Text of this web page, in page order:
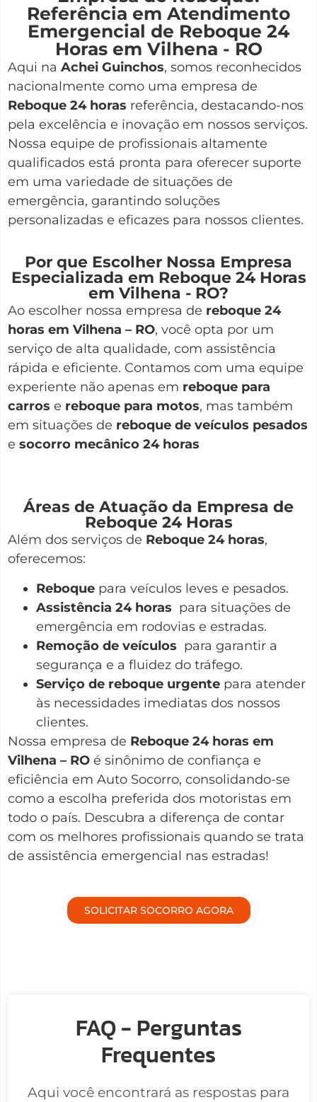
Referência em Atendimento
Emergencial de Reboque 24
Horas em Vilhena - RO
Aqui na Achei Guinchos, somos reconhecidos
nacionalmente como uma empresa de
Reboque 24 horas referência, destacando-nos
pela excelência e inovação em nossos serviços.
Nossa equipe de profissionais altamente
qualificados está pronta para oferecer suporte
em uma variedade de situações de
emergência, garantindo soluções
personalizadas e eficazes para nossos clientes.
Por que Escolher Nossa Empresa
Especializada em Reboque 24 Horas
em Vilhena - RO?
Ao escolher nossa empresa de reboque 24
horas em Vilhena – RO, você opta por um
serviço de alta qualidade, com assistência
rápida e eficiente. Contamos com uma equipe
experiente não apenas em reboque para
carros e reboque para motos, mas também
em situações de reboque de veículos pesados
e socorro mecânico 24 horas
Áreas de Atuação da Empresa de
Reboque 24 Horas
Além dos serviços de Reboque 24 horas,
oferecemos:
Reboque para veículos leves e pesados.
Assistência 24 horas para situações de
emergência em rodovias e estradas.
Remoção de veículos para garantir a
segurança e a fluidez do tráfego.
Serviço de reboque urgente para atender
às necessidades imediatas dos nossos
clientes.
Nossa empresa de Reboque 24 horas em
Vilhena – RO é sinônimo de confiança e
eficiência em Auto Socorro, consolidando-se
como a escolha preferida dos motoristas em
todo o país. Descubra a diferença de contar
com os melhores profissionais quando se trata
de assistência emergencial nas estradas!
SOLICITAR SOCORRO AGORA
FAQ - Perguntas
Frequentes
Aqui você encontrará as respostas para